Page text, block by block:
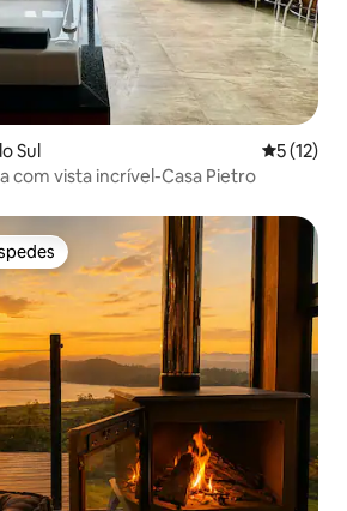
Sul 5 de uma
5 (12)
com vista incrível-Casa Pietro
dos hóspedes